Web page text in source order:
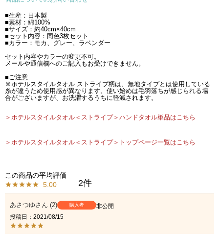
■生産：日本製
■素材：綿100%
■サイズ：約40cm×40cm
■セット内容：同色3枚セット
■カラー：モカ、グレー、ラベンダー
セット内容やカラーの変更不可。
メールや通信欄へのご記入もお受けできません。
■ご注意
※ホテルスタイルタオル ストライプ柄は、無地タイプとは使用している
糸が違うため使用感が異なります。使い始めは毛羽落ちが感じられる場
合がございますが、お洗濯するうちに軽減されます。
＞ホテルスタイルタオル＜ストライプ＞ハンドタオル単品はこちら
＞ホテルスタイルタオル＜ストライプ＞トップページ一覧はこちら
5.00 2
あさつゆ 2 購入者
非公開
投稿日
2021/08/15